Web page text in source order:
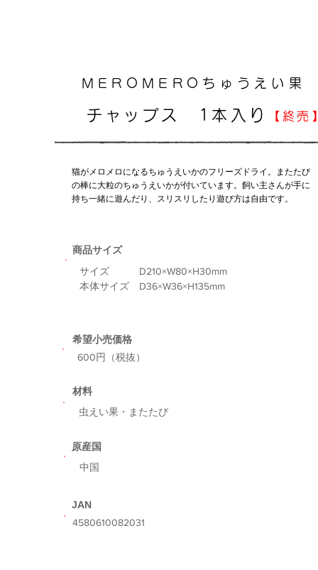
MEROMEROちゅうえい果
チャップス 1本入り 【終売
猫がメロメロになるちゅうえいかのフリーズドライ。
またたび
の棒に大粒のちゅうえいかが付いています。飼い主さんが手に
持ち一緒に遊んだり、スリスリ したり遊び方は自由です。
​商品サイズ
サイズ D210×W80×H30mm
本体サイズ D36×W36×H135mm
希望小売価格
​600円（税抜）
​材料
虫えい果・またたび
​原産国
​中国
​JAN
​4580610082031